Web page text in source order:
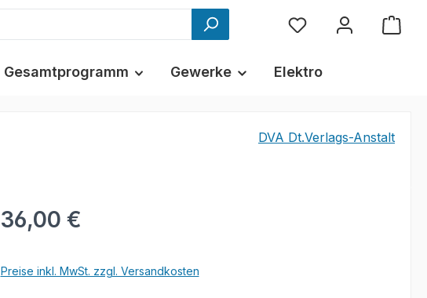
Gesamtprogramm Gewerke Elektro
DVA Dt.Verlags-Anstalt
36,00 €
Preise inkl. MwSt. zzgl. Versandkosten